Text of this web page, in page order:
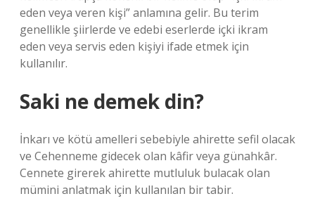
eden veya veren kişi” anlamına gelir. Bu terim
genellikle şiirlerde ve edebi eserlerde içki ikram
eden veya servis eden kişiyi ifade etmek için
kullanılır.
Saki ne demek din?
İnkarı ve kötü amelleri sebebiyle ahirette sefil olacak
ve Cehenneme gidecek olan kâfir veya günahkâr.
Cennete girerek ahirette mutluluk bulacak olan
mümini anlatmak için kullanılan bir tabir.